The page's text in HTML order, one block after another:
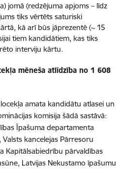
jomā (redzējuma apjoms – līdz
tiks vērtēts saturiski
kā arī būs jāprezentē (~ 15
tiem kandidātiem, kas tiks
interviju kārtu.
mēneša atlīdzība no 1 608
amata kandidātu atlasei un
komisija šādā sastāvā:
Īpašuma departamenta
kancelejas Pārresoru
Kapitālsabiedrību pārvaldības
Latvijas Nekustamo īpašumu